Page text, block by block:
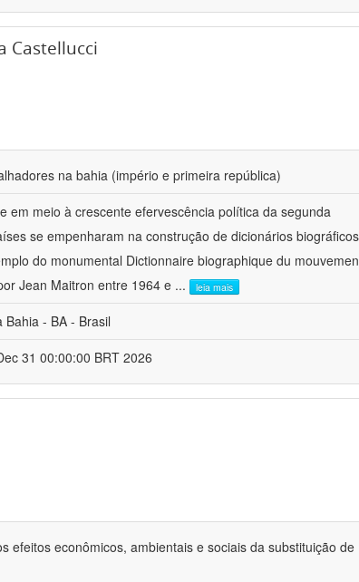
Castellucci
na bahia (império e primeira república)
em meio à crescente efervescência política da segunda
se empenharam na construção de dicionários biográficos
do monumental Dictionnaire biographique du
Jean Maitron entre 1964 e ... leia mais
Bahia - BA - Brasil
31 00:00:00 BRT 2026
efeitos econômicos, ambientais e sociais da substituição de